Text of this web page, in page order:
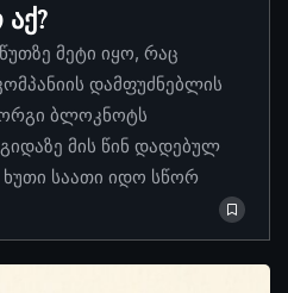
მეტი იყო, რაც
დამფუძნებლის
ბლოკნოტს
მის წინ დადებულ
ხუთი საათი იდო სწორ